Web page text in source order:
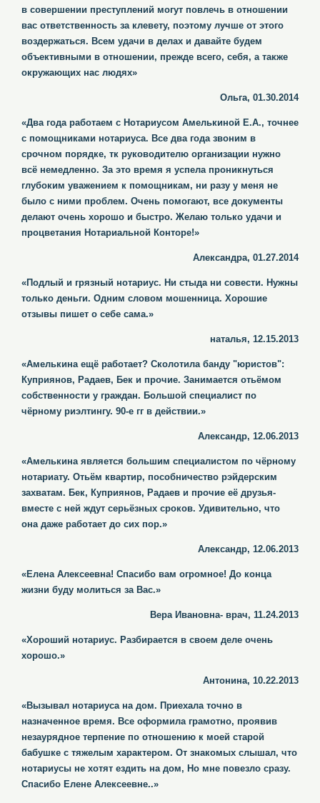
в совершении преступлений могут повлечь в отношении
вас ответственность за клевету, поэтому лучше от этого
воздержаться. Всем удачи в делах и давайте будем
объективными в отношении, прежде всего, себя, а также
окружающих нас людях»
Ольга, 01.30.2014
«Два года работаем с Нотариусом Амелькиной Е.А., точнее
с помощниками нотариуса. Все два года звоним в
срочном порядке, тк руководителю организации нужно
всё немедленно. За это время я успела проникнуться
глубоким уважением к помощникам, ни разу у меня не
было с ними проблем. Очень помогают, все документы
делают очень хорошо и быстро. Желаю только удачи и
процветания Нотариальной Конторе!»
Александра, 01.27.2014
«Подлый и грязный нотариус. Ни стыда ни совести. Нужны
только деньги. Одним словом мошенница. Хорошие
отзывы пишет о себе сама.»
наталья, 12.15.2013
«Амелькина ещё работает? Сколотила банду "юристов":
Куприянов, Радаев, Бек и прочие. Занимается отьёмом
собственности у граждан. Большой специалист по
чёрному риэлтингу. 90-е гг в действии.»
Александр, 12.06.2013
«Амелькина является большим специалистом по чёрному
нотариату. Отьём квартир, пособничество рэйдерским
захватам. Бек, Куприянов, Радаев и прочие её друзья-
вместе с ней ждут серьёзных сроков. Удивительно, что
она даже работает до сих пор.»
Александр, 12.06.2013
«Елена Алексеевна! Спасибо вам огромное! До конца
жизни буду молиться за Вас.»
Вера Ивановна- врач, 11.24.2013
«Хороший нотариус. Разбирается в своем деле очень
хорошо.»
Антонина, 10.22.2013
«Вызывал нотариуса на дом. Приехала точно в
назначенное время. Все оформила грамотно, проявив
незаурядное терпение по отношению к моей старой
бабушке с тяжелым характером. От знакомых слышал, что
нотариусы не хотят ездить на дом, Но мне повезло сразу.
Спасибо Елене Алексеевне..»